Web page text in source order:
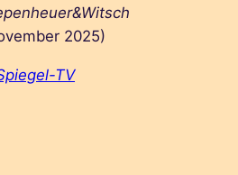
2025)
TV